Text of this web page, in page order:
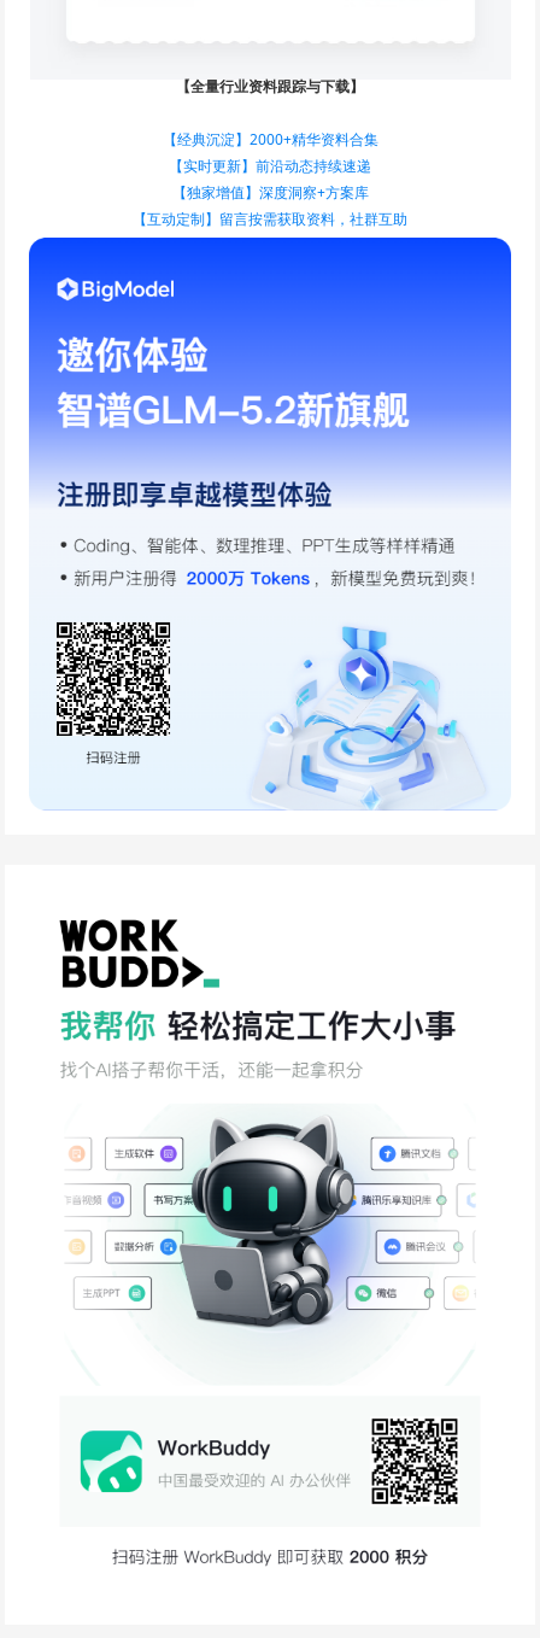
【全量行业资料跟踪与下载】
【经典沉淀】2000+精华资料合集
【实时更新】前沿动态持续速递
【独家增值】深度洞察+方案库
【互动定制】留言按需获取资料，社群互助